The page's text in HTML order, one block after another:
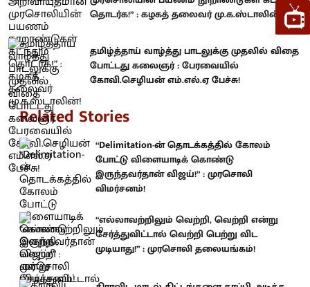
தொடர்க!” : கழகத் தலைவர் மு.க.ஸ்டாலின்!
தமிழ்த்தாய் வாழ்த்து பாடலுக்கு முதலில் விதை
போட்டது கலைஞர் : பேரவையில்
கோவி.செழியன் எம்.எல்.ஏ பேச்சு!
Related Stories
“Delimitation-ன் தொடக்கத்தில் கோலம்
போட்டு விளையாடிக் கொண்டு
இருந்தவர்தான் விஜய்!” : முரசொலி
விமர்சனம்!
“எல்லாவற்றிலும் வெற்றி, வெற்றி என்று
சேர்த்துவிட்டால் வெற்றி பெற்று விட
முடியாது!” : முரசொலி தலையங்கம்!